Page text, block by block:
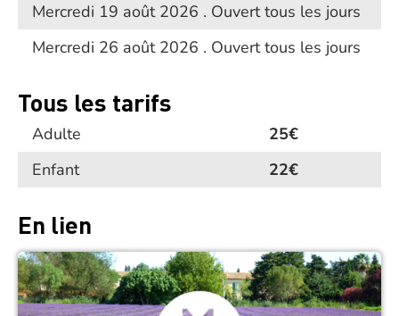
Mercredi 19 août 2026 . Ouvert tous les jours
Mercredi 26 août 2026 . Ouvert tous les jours
Tous les tarifs
Adulte
25€
Enfant
22€
En lien